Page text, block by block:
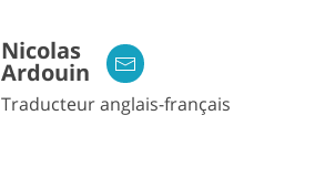
Nicolas
Ardouin
Traducteur anglais-français